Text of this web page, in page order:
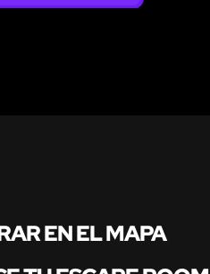
EN EL MAPA